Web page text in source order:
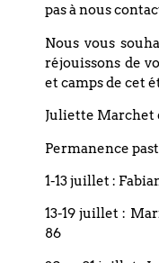
France
T. +33 (0)3 88 75 77
Email :
Restez
pas à nous
Nous vous
réjouissons de
et camps de cet
Juliette Marchet
Permanence
1-13 juillet :
13-19 juillet :
86